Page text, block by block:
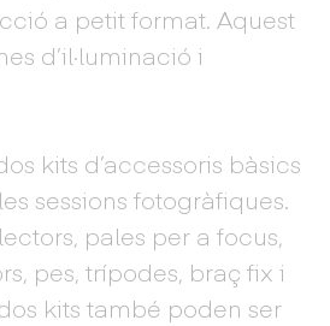
a petit format. Aquest
d’il·luminació i
kits d’accessoris bàsics
sessions fotogràfiques.
pales per a focus,
pes, trípodes, braç fix i
kits també poden ser